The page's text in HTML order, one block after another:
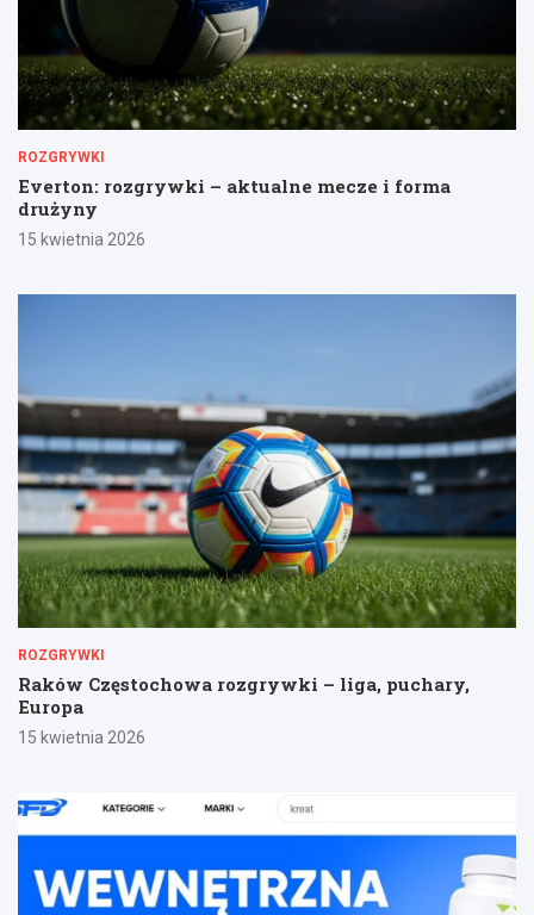
ROZGRYWKI
Everton: rozgrywki – aktualne mecze i forma
drużyny
15 kwietnia 2026
ROZGRYWKI
Raków Częstochowa rozgrywki – liga, puchary,
Europa
15 kwietnia 2026